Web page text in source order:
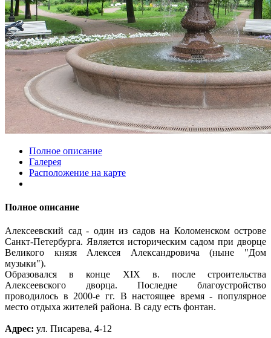
Полное описание
Галерея
Расположение на карте
Полное описание
Алексеевский сад - один из садов на Коломенском острове
Санкт-Петербурга. Является историческим садом при дворце
Великого князя Алексея Александровича (ныне "Дом
музыки").
Образовался в конце XIX в. после строительства
Алексеевского дворца. Последне благоустройство
проводилось в 2000-е гг. В настоящее время - популярное
место отдыха жителей района. В саду есть фонтан.
Адрес: ул. Писарева, 4-12